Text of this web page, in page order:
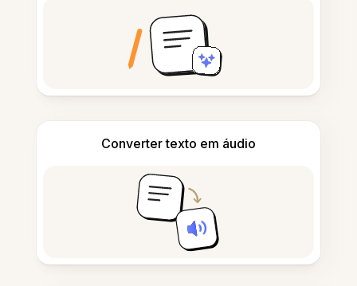
Converter texto em áudio